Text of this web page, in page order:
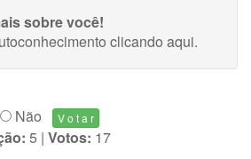
sobre você!
clicando aqui.
Não
5 | Votos: 17